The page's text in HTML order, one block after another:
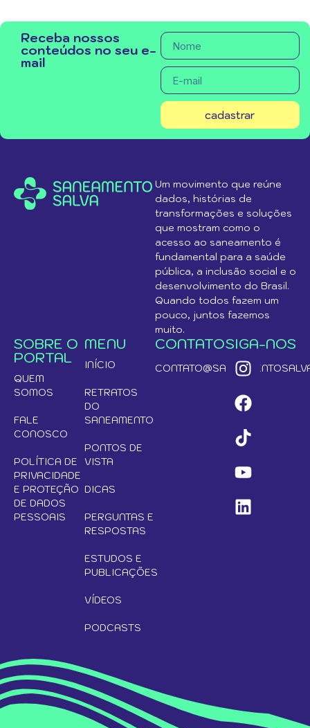
Receba nossos
conteúdos no seu e-
mail
cadastrar
Um movimento que reúne
dados, histórias de
transformações e soluções
que mostram como o
acesso ao saneamento é
fundamental para a saúde
pública, a inclusão social e o
desenvolvimento do Brasil.
Quando todos fazem um
pouco, juntos fazemos
muito.
SOBRE O
PORTAL
QUEM
SOMOS
FALE
CONOSCO
POLÍTICA DE
PRIVACIDADE
E PROTEÇÃO
DE DADOS
PESSOAIS
MENU
INÍCIO
RETRATOS
DO
SANEAMENTO
PONTOS DE
VISTA
DICAS
PERGUNTAS E
RESPOSTAS
ESTUDOS E
PUBLICAÇÕES
VÍDEOS
PODCASTS
CONTATOSIGA-NOS